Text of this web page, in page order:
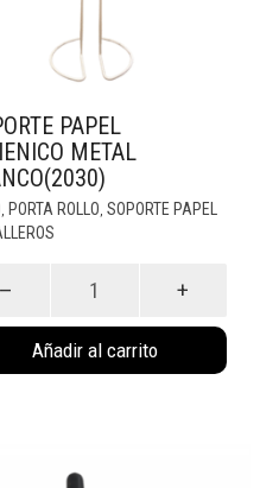
PAPEL
METAL
, PORTA ROLLO, SOPORTE PAPEL
Añadir al carrito